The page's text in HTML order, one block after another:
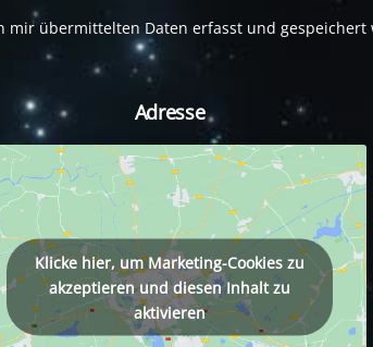
mir übermittelten Daten erfasst und gespeichert
Adresse
Klicke hier, um Marketing-Cookies zu
akzeptieren und diesen Inhalt zu
aktivieren